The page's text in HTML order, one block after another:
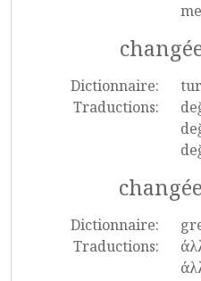
Dictionnaire:
Traductions:
Dictionnaire:
Traductions: